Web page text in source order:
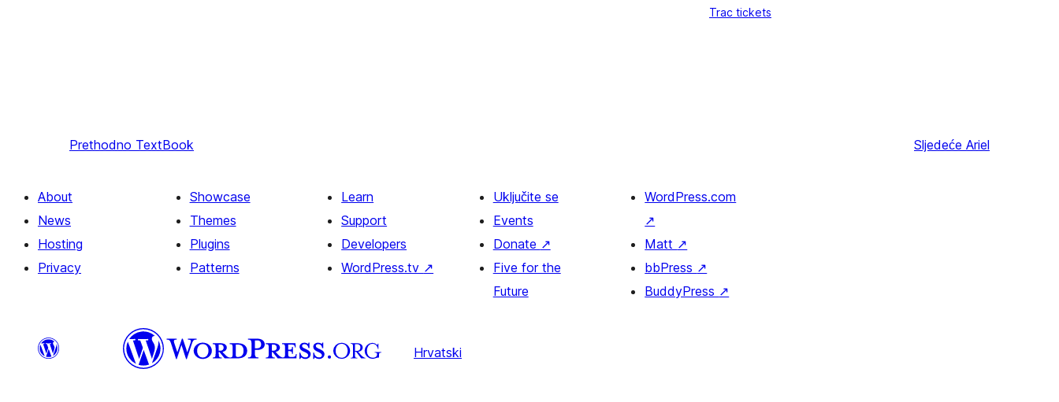
Trac tickets
Prethodno TextBook Sljedeće Ariel
About
News
Hosting
Privacy
Showcase
Themes
Plugins
Patterns
Learn
Support
Developers
WordPress.tv ↗
Uključite se
Events
Donate ↗
Five for the
Future
WordPress.com
↗
Matt ↗
bbPress ↗
BuddyPress ↗
Hrvatski